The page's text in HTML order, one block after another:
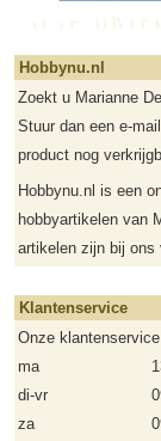
Hobbynu.nl
Zoekt u Marianne
Stuur dan een e-
product nog
Hobbynu.nl is een
hobbyartikelen van
artikelen zijn bij ons
Klantenservice
Onze
ma
di-vr
za